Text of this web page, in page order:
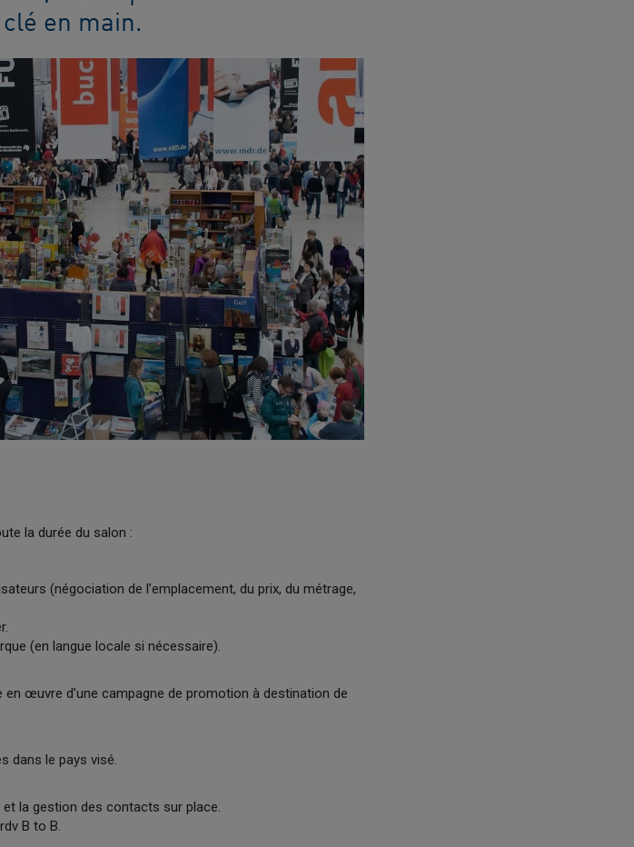
en main.
la durée du salon :
(négociation de l’emplacement, du prix, du métrage,
(en langue locale si nécessaire).
œuvre d’une campagne de promotion à destination de
dans le pays visé.
la gestion des contacts sur place.
B to B.